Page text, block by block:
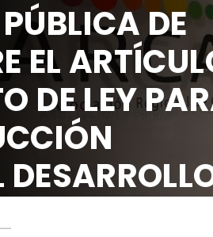
DE
EL
DE LEY